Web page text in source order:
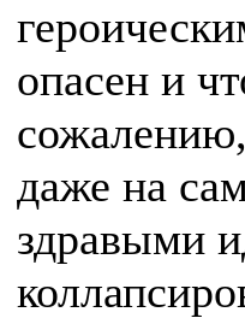
опасен и
даже на
здравыми